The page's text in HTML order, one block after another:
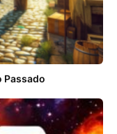
Passado